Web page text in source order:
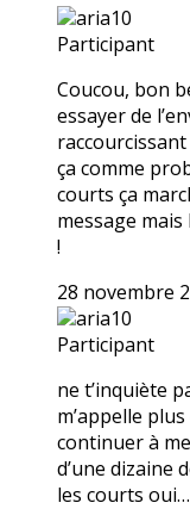
aria10
Participant
Coucou, bon
essayer de
ça comme
courts ça
message mais
!
28 novembre
aria10
Participant
ne t’inquiète
m’appelle
continuer à
d’une dizaine
les courts